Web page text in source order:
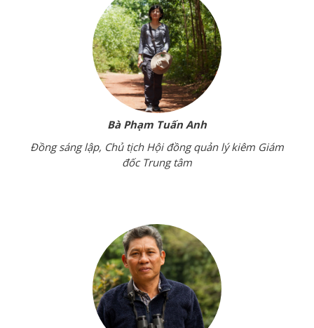
Bà Phạm Tuấn Anh
Đồng sáng lập, Chủ tịch Hội đồng quản lý kiêm Giám
đốc Trung tâm